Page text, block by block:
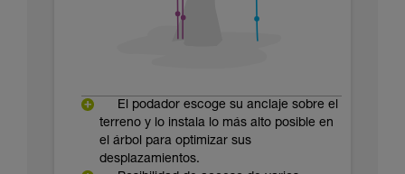
El podador escoge su anclaje sobre el
terreno y lo instala lo más alto posible en
el árbol para optimizar sus
desplazamientos.